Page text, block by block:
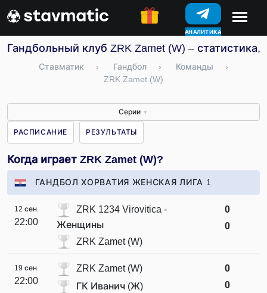
АНАЛИТИКА
КОНКУРСЫ
Гандбольный клуб ZRK Zamet (W) – статистика,
Ставматик › Гандбол › Команды
›
ZRK Zamet (W)
Серии ▼
РАСПИСАНИЕ РЕЗУЛЬТАТЫ
Когда играет ZRK Zamet (W)?
ГАНДБОЛ ХОРВАТИЯ ЖЕНСКАЯ ЛИГА 1
12 сен.
22:00
ZRK 1234 Virovitica -
Женщины
ZRK Zamet (W)
0
0
19 сен.
22:00
ZRK Zamet (W)
ГК Иванич (Ж)
0
0